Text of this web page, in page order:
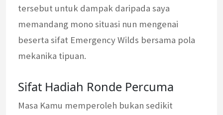
tersebut untuk dampak daripada saya
memandang mono situasi nun mengenai
beserta sifat Emergency Wilds bersama pola
mekanika tipuan.
Sifat Hadiah Ronde Percuma
Masa Kamu memperoleh bukan sedikit